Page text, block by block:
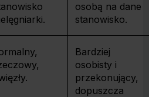
osobą na dane
stanowisko.
Bardziej
osobisty i
przekonujący,
dopuszcza